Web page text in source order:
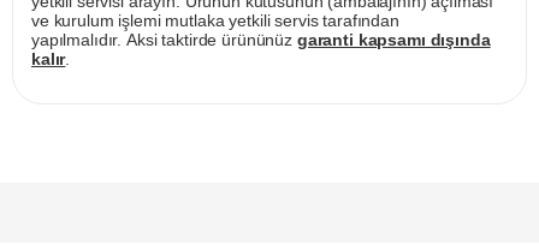
ve kurulum işlemi mutlaka yetkili servis tarafından
yapılmalıdır. Aksi taktirde ürününüz garanti kapsamı dışında
kalır.